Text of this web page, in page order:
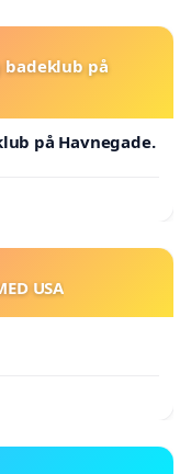
på
på Havnegade.
USA